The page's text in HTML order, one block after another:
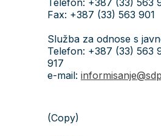
Fax: +387 (33) 563 901
Služba za odnose s
Telefon: +387 (33) 563
917
e-mail:
(Copy)